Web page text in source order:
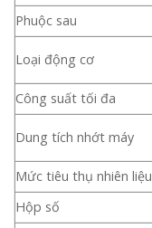
Phuộc sau
Loại động cơ
Công suất tối đa
Dung tích nhớt máy
Mức tiêu thụ nhiên liệu
Hộp số